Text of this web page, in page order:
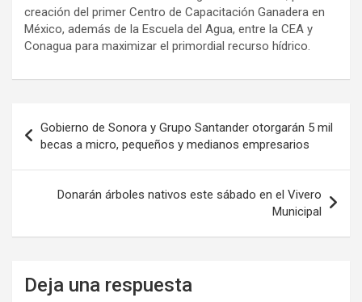
creación del primer Centro de Capacitación Ganadera en
México, además de la Escuela del Agua, entre la CEA y
Conagua para maximizar el primordial recurso hídrico.
de
entradas
Gobierno de Sonora y Grupo Santander otorgarán 5 mil
becas a micro, pequeños y medianos empresarios
Donarán árboles nativos este sábado en el Vivero
Municipal
Deja una respuesta